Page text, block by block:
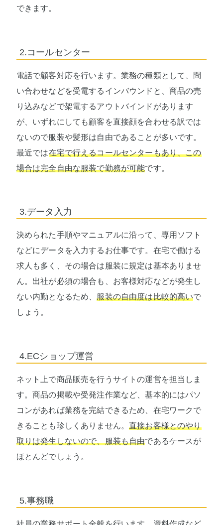
できます。
2.コールセンター
電話で顧客対応を行います。業務の種類として、問
い合わせなどを受電するインバウンドと、商品の売
り込みなどで架電するアウトバインドがあります
が、いずれにしても顧客を直接顔を合わせる訳では
ないので服装や髪形は自由であることが多いです。
最近では在宅で行えるコールセンターもあり、この
場合は完全自由な服装で勤務が可能です。
3.データ入力
決められた手順やマニュアルに沿って、専用ソフト
などにデータを入力するお仕事です。在宅で働ける
求人も多く、その場合は服装に規定は基本ありませ
ん。出社が必須の場合も、お客様対応などが発生し
ない内勤となるため、服装の自由度は比較的高いで
しょう。
4.ECショップ運営
ネット上で商品販売を行うサイトの運営を担当しま
す。商品の掲載や受発注作業など、基本的にはパソ
コンがあれば業務を完結できるため、在宅ワークで
きることも珍しくありません。直接お客様とのやり
取りは発生しないので、服装も自由であるケースが
ほとんどでしょう。
5.事務職